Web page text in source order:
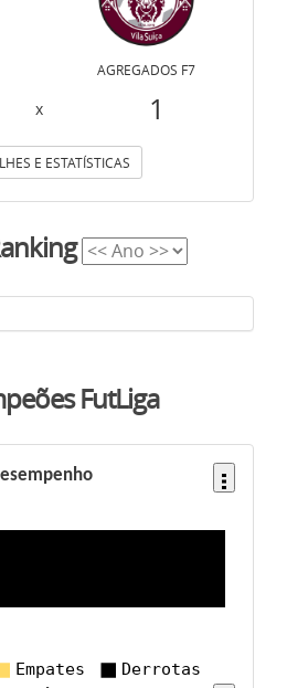
AGREGADOS F7
x 1
E ESTATÍSTICAS
FutLiga